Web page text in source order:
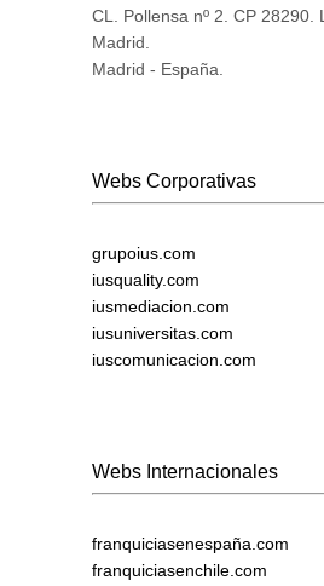
CL. Pollensa nº 2. CP 28290.
Madrid.
Madrid - España.
Webs Corporativas
grupoius.com
iusquality.com
iusmediacion.com
iusuniversitas.com
iuscomunicacion.com
Webs Internacionales
franquiciasenespaña.com
franquiciasenchile.com